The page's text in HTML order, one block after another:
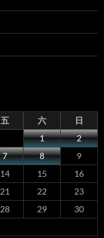
五 六
日
1
2
7 8
9
14 15
16
21 22
23
28 29
30